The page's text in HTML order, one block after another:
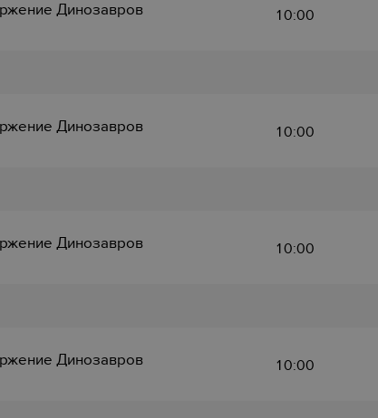
Динозавров 10:00
Динозавров 10:00
Динозавров 10:00
Динозавров 10:00